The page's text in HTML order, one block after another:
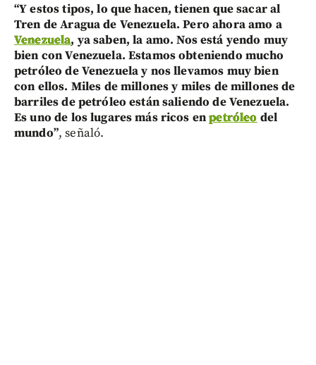
“Y estos tipos, lo que hacen, tienen que sacar al
Tren de Aragua de Venezuela. Pero ahora amo a
Venezuela, ya saben, la amo. Nos está yendo muy
bien con Venezuela. Estamos obteniendo mucho
petróleo de Venezuela y nos llevamos muy bien
con ellos. Miles de millones y miles de millones de
barriles de petróleo están saliendo de Venezuela.
Es uno de los lugares más ricos enpetróleo del
mundo”, señaló.